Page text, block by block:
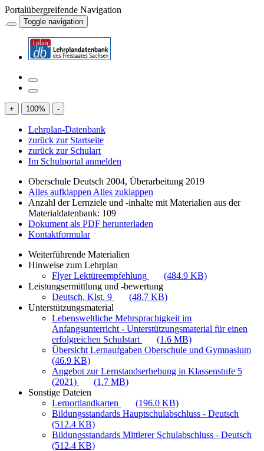
Portalübergreifende Navigation
Toggle navigation
+ 100% -
Lehrplan-Datenbank
zurück zur Startseite
zurück zur Schulart
Im Schulportal anmelden
Oberschule Deutsch 2004, Überarbeitung 2019
Alles aufklappen Alles zuklappen
Anzahl der Lernziele und -inhalte mit Materialien aus der
Materialdatenbank: 109
Dokument als PDF herunterladen
Kontaktformular
Weiterführende Materialien
Hinweise zum Lehrplan
Flyer Lektüreempfehlung
(484.9 KB)
Leistungsermittlung und -bewertung
Deutsch, Klst. 9
(48.7 KB)
Unterstützungsmaterial
Lebensweltliche Mehrsprachigkeit im
Anfangsunterricht - Unterstützungsmaterial für einen
erfolgreichen Schulstart
(1.6 MB)
Übersicht Lernaufgaben Oberschule und Gymnasium
(46.9 KB)
Angebot zur Lernstandserhebung in Klassenstufe 5
(2021)
(1.7 MB)
Sonstige Dateien
Lernortlandkarten
(196.0 KB)
Bildungsstandards Hauptschulabschluss - Deutsch
(512.4 KB)
Bildungsstandards Mittlerer Schulabschluss - Deutsch
(512.4 KB)